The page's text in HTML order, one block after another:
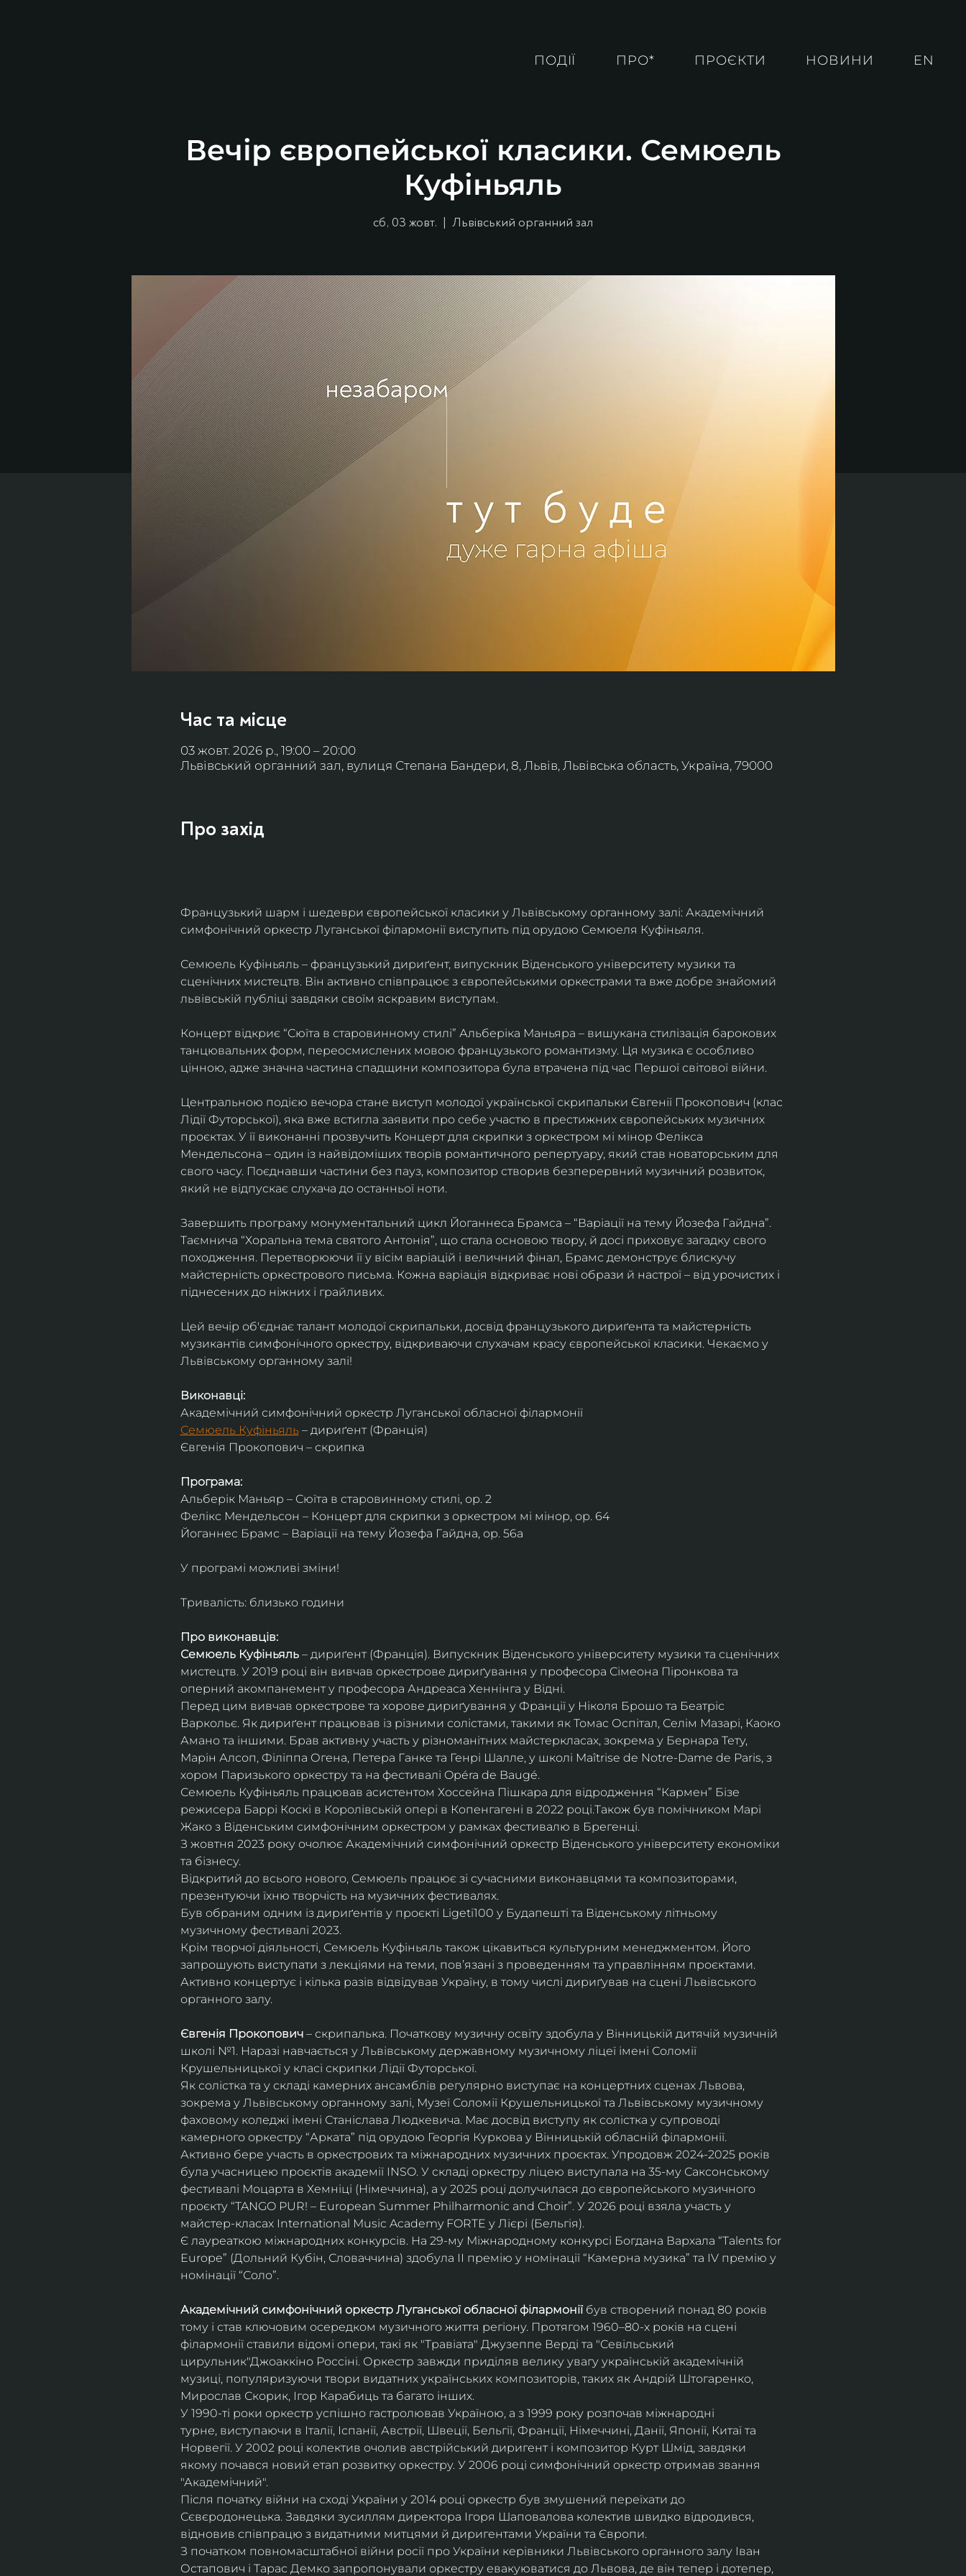
ПОДІЇ ПРО* ПРОЄКТИ НОВИНИ EN
Вечір європейської класики. Семюель
Куфіньяль
сб, 03 жовт.
  |
Львівський органний зал
Час та місце
03 жовт. 2026 р., 19:00 – 20:00
Львівський органний зал, вулиця Степана Бандери, 8, Львів, Львівська область, Україна, 79000
Про захід
Французький шарм і шедеври європейської класики у Львівському органному залі: Академічний
симфонічний оркестр Луганської філармонії виступить під орудою Семюеля Куфіньяля.
Семюель Куфіньяль – французький дириґент, випускник Віденського університету музики та
сценічних мистецтв. Він активно співпрацює з європейськими оркестрами та вже добре знайомий
львівській публіці завдяки своїм яскравим виступам.
Концерт відкриє “Сюїта в старовинному стилі” Альберіка Маньяра – вишукана стилізація барокових
танцювальних форм, переосмислених мовою французького романтизму. Ця музика є особливо
цінною, адже значна частина спадщини композитора була втрачена під час Першої світової війни.
Центральною подією вечора стане виступ молодої української скрипальки Євгенії Прокопович (клас
Лідії Футорської), яка вже встигла заявити про себе участю в престижних європейських музичних
проєктах. У її виконанні прозвучить Концерт для скрипки з оркестром мі мінор Фелікса
Мендельсона – один із найвідоміших творів романтичного репертуару, який став новаторським для
свого часу. Поєднавши частини без пауз, композитор створив безперервний музичний розвиток,
який не відпускає слухача до останньої ноти.
Завершить програму монументальний цикл Йоганнеса Брамса – “Варіації на тему Йозефа Гайдна”.
Таємнича “Хоральна тема святого Антонія”, що стала основою твору, й досі приховує загадку свого
походження. Перетворюючи її у вісім варіацій і величний фінал, Брамс демонструє блискучу
майстерність оркестрового письма. Кожна варіація відкриває нові образи й настрої – від урочистих і
піднесених до ніжних і грайливих.
Цей вечір об'єднає талант молодої скрипальки, досвід французького дириґента та майстерність
музикантів симфонічного оркестру, відкриваючи слухачам красу європейської класики. Чекаємо у
Львівському органному залі!
Виконавці:
Академічний симфонічний оркестр Луганської обласної філармонії
Семюель Куфіньяль – дириґент (Франція)
Євгенія Прокопович – скрипка
Програма:
Альберік Маньяр – Сюїта в старовинному стилі, ор. 2
Фелікс Мендельсон – Концерт для скрипки з оркестром мі мінор, ор. 64
Йоганнес Брамс – Варіації на тему Йозефа Гайдна, ор. 56a
У програмі можливі зміни!
Тривалість: близько години
Про виконавців:
Семюель Куфіньяль – дириґент (Франція). Випускник Віденського університету музики та сценічних
мистецтв. У 2019 році він вивчав оркестрове дириґування у професора Сімеона Піронкова та
оперний акомпанемент у професора Андреаса Хеннінга у Відні.
Перед цим вивчав оркестрове та хорове дириґування у Франції у Ніколя Брошо та Беатріс
Варкольє. Як дириґент працював із різними солістами, такими як Томас Оспітал, Селім Мазарі, Каоко
Амано та іншими. Брав активну участь у різноманітних майстеркласах, зокрема у Бернара Тету,
Марін Алсоп, Філіппа Огена, Петера Ганке та Генрі Шалле, у школі Maîtrise de Notre-Dame de Paris, з
хором Паризького оркестру та на фестивалі Opéra de Baugé.
Семюель Куфіньяль працював асистентом Хоссейна Пішкара для відродження “Кармен” Бізе
режисера Баррі Коскі в Королівській опері в Копенгагені в 2022 році.Також був помічником Марі
Жако з Віденським симфонічним оркестром у рамках фестивалю в Брегенці.
З жовтня 2023 року очолює Академічний симфонічний оркестр Віденського університету економіки
та бізнесу.
Відкритий до всього нового, Семюель працює зі сучасними виконавцями та композиторами,
презентуючи їхню творчість на музичних фестивалях.
Був обраним одним із дириґентів у проєкті Ligeti100 у Будапешті та Віденському літньому
музичному фестивалі 2023.
Крім творчої діяльності, Семюель Куфіньяль також цікавиться культурним менеджментом. Його
запрошують виступати з лекціями на теми, пов’язані з проведенням та управлінням проєктами.
Активно концертує і кілька разів відвідував Україну, в тому числі дириґував на сцені Львівського
органного залу.
Євгенія Прокопович – скрипалька. Початкову музичну освіту здобула у Вінницькій дитячій музичній
школі №1. Наразі навчається у Львівському державному музичному ліцеї імені Соломії
Крушельницької у класі скрипки Лідії Футорської.
Як солістка та у складі камерних ансамблів регулярно виступає на концертних сценах Львова,
зокрема у Львівському органному залі, Музеї Соломії Крушельницької та Львівському музичному
фаховому коледжі імені Станіслава Людкевича. Має досвід виступу як солістка у супроводі
камерного оркестру “Арката” під орудою Георгія Куркова у Вінницькій обласній філармонії.
Активно бере участь в оркестрових та міжнародних музичних проєктах. Упродовж 2024-2025 років
була учасницею проєктів академії INSO. У складі оркестру ліцею виступала на 35-му Саксонському
фестивалі Моцарта в Хемніці (Німеччина), а у 2025 році долучилася до європейського музичного
проєкту “TANGO PUR! – European Summer Philharmonic and Choir”. У 2026 році взяла участь у
майстер-класах International Music Academy FORTE у Лієрі (Бельгія).
Є лауреаткою міжнародних конкурсів. На 29-му Міжнародному конкурсі Богдана Вархала “Talents for
Europe” (Дольний Кубін, Словаччина) здобула ІІ премію у номінації “Камерна музика” та IV премію у
номінації “Соло”.
Академічний симфонічний оркестр Луганської обласної філармонії був створений понад 80 років
тому і став ключовим осередком музичного життя регіону. Протягом 1960–80-х років на сцені
філармонії ставили відомі опери, такі як "Травіата" Джузеппе Верді та "Севільський
цирульник"Джоаккіно Россіні. Оркестр завжди приділяв велику увагу українській академічній
музиці, популяризуючи твори видатних українських композиторів, таких як Андрій Штогаренко,
Мирослав Скорик, Ігор Карабиць та багато інших.
У 1990-ті роки оркестр успішно гастролював Україною, а з 1999 року розпочав міжнародні
турне, виступаючи в Італії, Іспанії, Австрії, Швеції, Бельгії, Франції, Німеччині, Данії, Японії, Китаї та
Норвегії. У 2002 році колектив очолив австрійський диригент і композитор Курт Шмід, завдяки
якому почався новий етап розвитку оркестру. У 2006 році симфонічний оркестр отримав звання
"Академічний".
Після початку війни на сході України у 2014 році оркестр був змушений переїхати до
Сєвєродонецька. Завдяки зусиллям директора Ігоря Шаповалова колектив швидко відродився,
відновив співпрацю з видатними митцями й диригентами України та Європи.
З початком повномасштабної війни росії про України керівники Львівського органного залу Іван
Остапович і Тарас Демко запропонували оркестру евакуюватися до Львова, де він тепер і дотепер,